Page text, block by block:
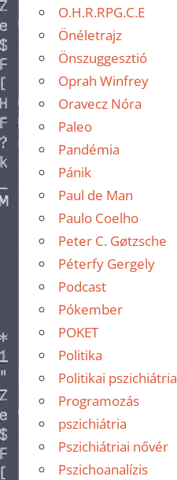
O.H.R.RPG.C.E
Önéletrajz
Önszuggesztió
Oprah Winfrey
Oravecz Nóra
Paleo
Pandémia
Pánik
Paul de Man
Paulo Coelho
Peter C. Gøtzsche
Péterfy Gergely
Podcast
Pókember
POKET
Politika
Politikai pszichiátria
Programozás
pszichiátria
Pszichiátriai nővér
Pszichoanalízis